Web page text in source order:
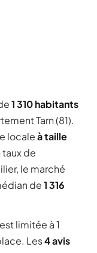
1 310 habitants
Tarn (81).
localeà taille
de
le marché
de1 316
limitée à 1
Les4 avis